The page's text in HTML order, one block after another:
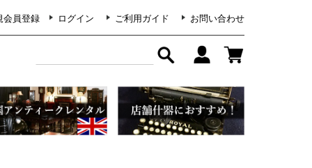
会員登録 ログイン ご利用ガイド お問い合わせ